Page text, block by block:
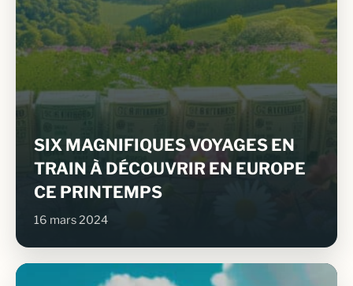
SIX MAGNIFIQUES VOYAGES EN
TRAIN À DÉCOUVRIR EN EUROPE
CE PRINTEMPS
16 mars 2024